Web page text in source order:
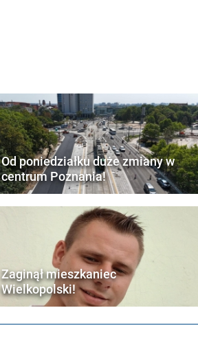
Od poniedziałku duże zmiany w
centrum Poznania!
Zaginął mieszkaniec
Wielkopolski!